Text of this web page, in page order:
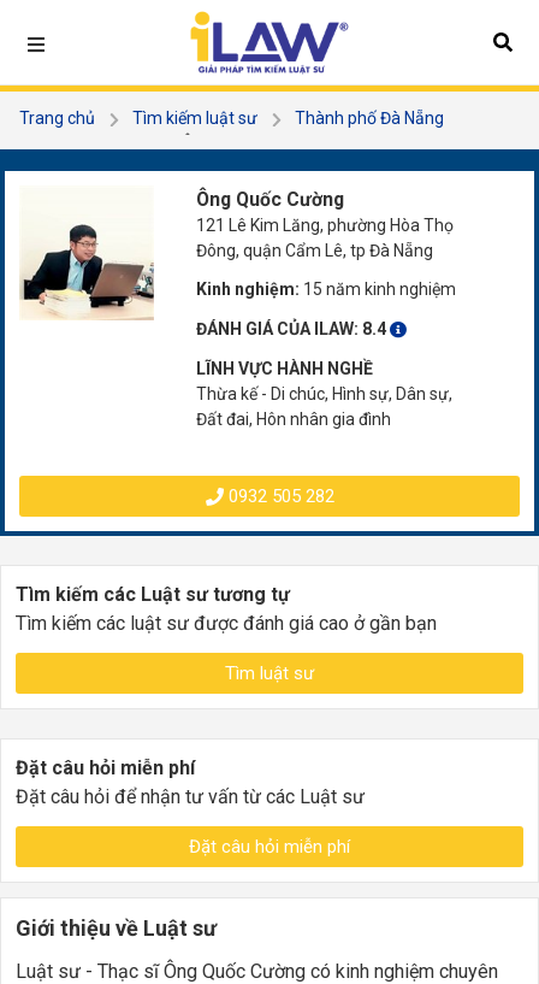
Trang chủ Tìm kiếm luật sư
Thành phố Đà Nẵng
Ông Quốc Cường
121 Lê Kim Lăng, phường Hòa Thọ
Đông, quận Cẩm Lê, tp Đà Nẵng
Kinh nghiệm: 15 năm kinh nghiệm
ĐÁNH GIÁ CỦA ILAW: 8.4
LĨNH VỰC HÀNH NGHỀ
Thừa kế - Di chúc, Hình sự, Dân sự,
Đất đai, Hôn nhân gia đình
0932 505 282
Tìm kiếm các Luật sư tương tự
Tìm kiếm các luật sư được đánh giá cao ở gần bạn
Tìm luật sư
Đặt câu hỏi miễn phí
Đặt câu hỏi để nhận tư vấn từ các Luật sư
Đặt câu hỏi miễn phí
Giới thiệu về Luật sư
Luật sư - Thạc sĩ Ông Quốc Cường có kinh nghiệm chuyên